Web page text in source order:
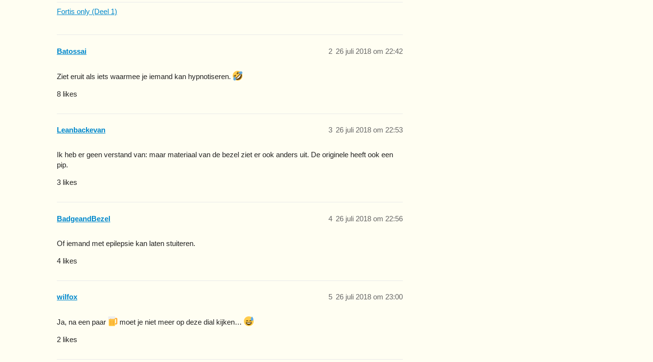
Fortis only (Deel 1)
Batossai 26 juli 2018 om 22:42
2
Ziet eruit als iets waarmee je iemand kan hypnotiseren.
8 likes
Leanbackevan 26 juli 2018 om 22:53
3
Ik heb er geen verstand van: maar materiaal van de bezel ziet er ook anders uit. De originele heeft ook een
pip.
3 likes
BadgeandBezel 26 juli 2018 om 22:56
4
Of iemand met epilepsie kan laten stuiteren.
4 likes
wilfox 26 juli 2018 om 23:00
5
Ja, na een paar moet je niet meer op deze dial kijken…
2 likes